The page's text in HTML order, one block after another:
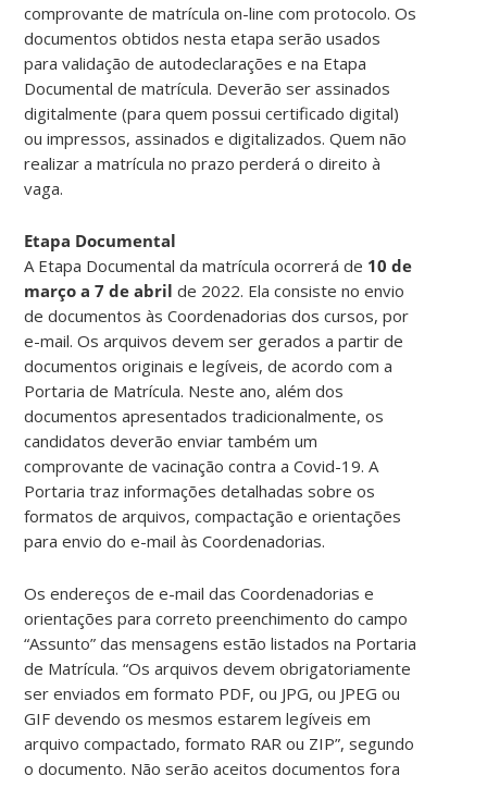
comprovante de matrícula on-line com protocolo. Os
documentos obtidos nesta etapa serão usados
para validação de autodeclarações e na Etapa
Documental de matrícula. Deverão ser assinados
digitalmente (para quem possui certificado digital)
ou impressos, assinados e digitalizados. Quem não
realizar a matrícula no prazo perderá o direito à
vaga.
Etapa Documental
A Etapa Documental da matrícula ocorrerá de 10 de
março a 7 de abril de 2022. Ela consiste no envio
de documentos às Coordenadorias dos cursos, por
e-mail. Os arquivos devem ser gerados a partir de
documentos originais e legíveis, de acordo com a
Portaria de Matrícula. Neste ano, além dos
documentos apresentados tradicionalmente, os
candidatos deverão enviar também um
comprovante de vacinação contra a Covid-19. A
Portaria traz informações detalhadas sobre os
formatos de arquivos, compactação e orientações
para envio do e-mail às Coordenadorias.
Os endereços de e-mail das Coordenadorias e
orientações para correto preenchimento do campo
“Assunto” das mensagens estão listados na Portaria
de Matrícula. “Os arquivos devem obrigatoriamente
ser enviados em formato PDF, ou JPG, ou JPEG ou
GIF devendo os mesmos estarem legíveis em
arquivo compactado, formato RAR ou ZIP”, segundo
o documento. Não serão aceitos documentos fora